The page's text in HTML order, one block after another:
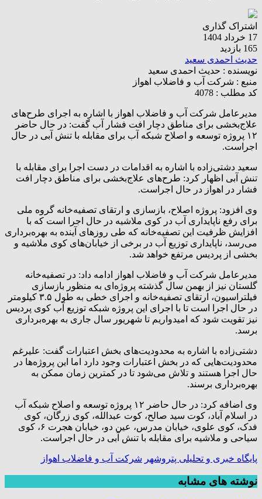
اشتراک گذاری
17 خرداد 1404
165 بازدید
حدیث احمدی سعید
نویسنده : حدیث احمدی سعید
منبع : شرکت آب و فاضلاب اهواز
کد مطلب : 4078
مدیرعامل شرکت آب و فاضلاب اهواز با اشاره به اجرای طرح‌های
علاج‌بخشی برای مناطق دچار افت فشار آب گفت: در حال حاضر
۱۲ پروژه توسعه و اصلاح شبکه آب برای مقابله با تنش آبی در حال
اجراست.
سعید دشتی‌زاده با اشاره به اقدامات در دست اجرا برای مقابله با
تنش آبی اظهار کرد: طرح‌های علاج‌بخشی برای مناطق دچار افت
فشار در اهواز در حال اجراست.
وی افزود: پروژه‌ اصلاح، بازسازی و ارتقای تصفیه‌خانه گروه ملی
برای رفع ناپایداری آب در کوی ملاشیه در حال اجرا است که با
افزایش ظرفیت این تصفیه‌خانه که طی روزهای آینده به بهره‌برداری
می‌رسد، ناپایداری توزیع آب در برخی از خیابان‌های کوی ملاشیه و
بخشی از پردیس مرتفع خواهد شد.
مدیرعامل شرکت آب و فاضلاب اهواز ادامه داد: در تصفیه‌خانه
گلستان نیز از بهمن سال گذشته پروژه‌ای به منظور بازسازی
فیلتراسیون، ارتقای تصفیه‌خانه و اجرای خطی به طول ۳.۵ کیلومتر
در حال اجرا است تا با اجرای این پروژه شبکه توزیع آب کوی پردیس
نیز تقویت شود که امیدواریم تا شهریور سال جاری به بهره‌برداری
برسد.
دشتی‌زاده با اشاره به محدودیت‌های بخش اعتبارات گفت: علیرغم
محدودیت‌هایی که در بخش اعتبارات وجود دارد اما این پروژه‌ها در
حال اجرا هستند و تلاش می‌شود تا در کمترین زمان ممکن به
بهره‌برداری برسند.
وی اضافه کرد: در حال حاضر ۱۲ پروژه توسعه و اصلاح شبکه آب
در اسلام آباد، کوت سید صالح، کوت عبدالله، کوی زرگان، کوی
فدک، کوی علوی، خیابان مدرس، عین دو، خیابان هجرت ۶، کوی
سیاحی و ملاشیه برای مقابله با تنش آبی در حال اجراست.
پایگاه خبری و تحلیلی پتروشهر شرکت آب و فاضلاب اهواز
نوشته های مشابه